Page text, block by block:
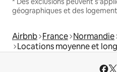
géographiques et des
Airbnb France Normandie
Locations moyenne et